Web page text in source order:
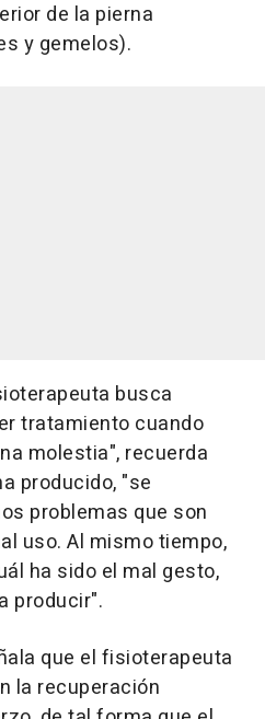
de la pierna
y gemelos).
busca
tratamiento cuando
molestia", recuerda
producido, "se
problemas que son
uso. Al mismo tiempo,
ha sido el mal gesto,
producir".
que el fisioterapeuta
la recuperación